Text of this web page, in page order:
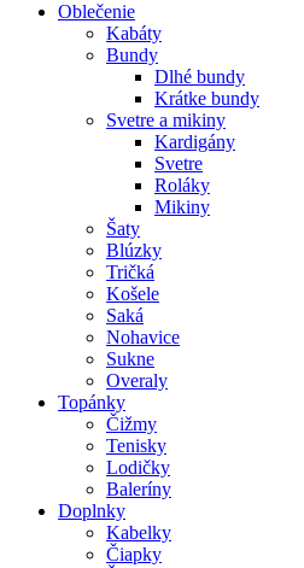
Oblečenie
Kabáty
Bundy
Dlhé bundy
Krátke bundy
Svetre a mikiny
Kardigány
Svetre
Roláky
Mikiny
Šaty
Blúzky
Tričká
Košele
Saká
Nohavice
Sukne
Overaly
Topánky
Čižmy
Tenisky
Lodičky
Baleríny
Doplnky
Kabelky
Čiapky